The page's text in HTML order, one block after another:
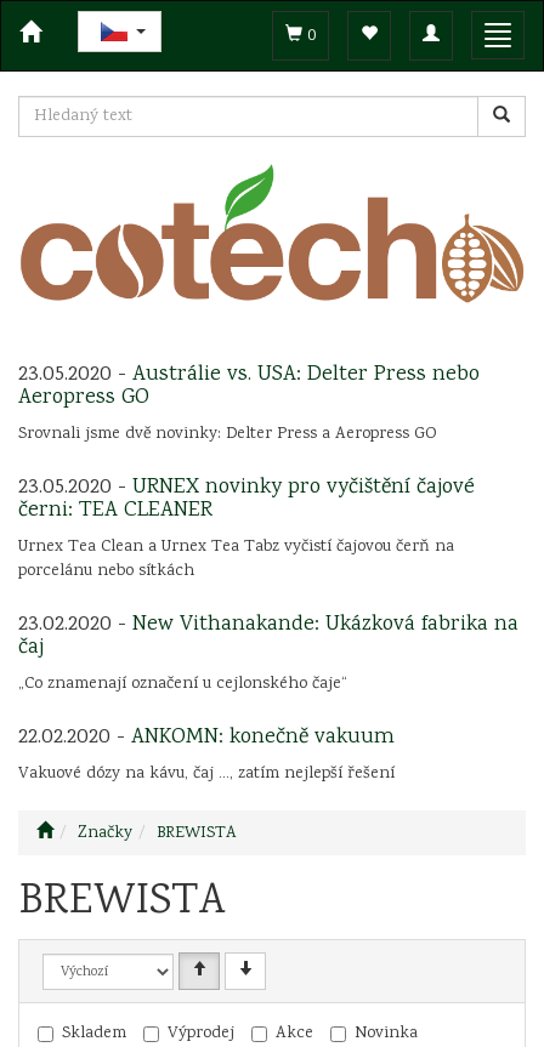
Toggle
navigation
0
23.05.2020 - Austrálie vs. USA: Delter Press nebo
Aeropress GO
Srovnali jsme dvě novinky: Delter Press a Aeropress GO
23.05.2020 - URNEX novinky pro vyčištění čajové
černi: TEA CLEANER
Urnex Tea Clean a Urnex Tea Tabz vyčistí čajovou čerň na
porcelánu nebo sítkách
23.02.2020 - New Vithanakande: Ukázková fabrika na
čaj
„Co znamenají označení u cejlonského čaje“
22.02.2020 - ANKOMN: konečně vakuum
Vakuové dózy na kávu, čaj ..., zatím nejlepší řešení
Značky BREWISTA
BREWISTA
Skladem Výprodej Akce Novinka